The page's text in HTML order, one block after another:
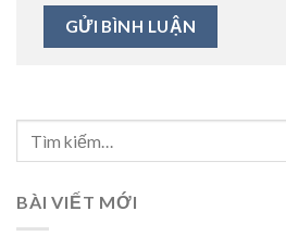
BÀI VIẾT MỚI